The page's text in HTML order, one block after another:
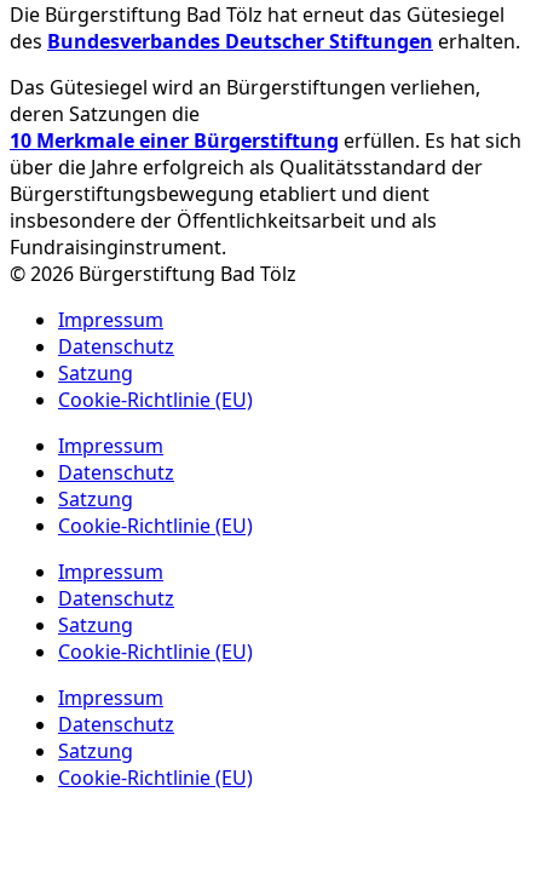
Die Bürgerstiftung Bad Tölz hat erneut das Gütesiegel
des Bundesverbandes Deutscher Stiftungen erhalten.
Das Gütesiegel wird an Bürgerstiftungen verliehen,
deren Satzungen die
10 Merkmale einer Bürgerstiftung erfüllen. Es hat sich
über die Jahre erfolgreich als Qualitätsstandard der
Bürgerstiftungsbewegung etabliert und dient
insbesondere der Öffentlichkeitsarbeit und als
Fundraisinginstrument.
© 2026 Bürgerstiftung Bad Tölz
Impressum
Datenschutz
Satzung
Cookie-Richtlinie (EU)
Impressum
Datenschutz
Satzung
Cookie-Richtlinie (EU)
Impressum
Datenschutz
Satzung
Cookie-Richtlinie (EU)
Impressum
Datenschutz
Satzung
Cookie-Richtlinie (EU)